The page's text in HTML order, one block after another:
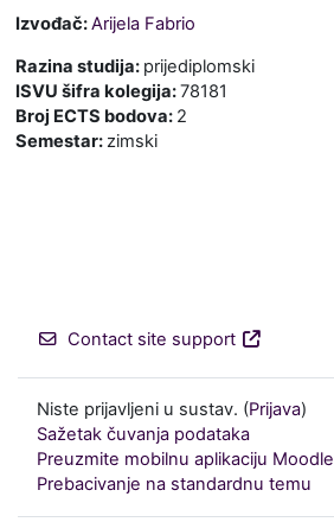
Izvođač:Arijela Fabrio
Razina studija: prijediplomski
ISVU šifra kolegija:78181
Broj ECTS bodova: 2
Semestar:zimski
Contact site support
Niste prijavljeni u sustav. (Prijava)
Sažetak čuvanja podataka
Preuzmite mobilnu aplikaciju Moodle
Prebacivanje na standardnu temu